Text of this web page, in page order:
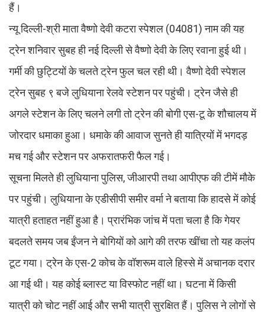
हैं।
न्यू दिल्ली-श्री माता वैष्णो देवी कटरा स्पेशल (04081) नाम की यह
ट्रेन शनिवार सुबह ही नई दिल्ली से वैष्णो देवी के लिए रवाना हुई थी।
गर्मी की छुट्टियों के चलते ट्रेन फुल चल रही थी। वैष्णो देवी स्पेशल
ट्रेन सुबह ९ बजे लुधियाना रेलवे स्टेशन पर पहुंची। ट्रेन जैसे ही
अगले स्टेशन के लिए चलने लगी तो ट्रेन की बोगी एस-टू के शौचालय में
जोरदार धमाका हुआ। धमाके की आवाज सुनते ही यात्रियों में भगदड़
मच गई और स्टेशन पर अफरातफरी फैल गई।
सूचना मिलते ही लुधियाना पुलिस, जीआरपी तथा आपीएफ की टीमें मौके
पर पहुंची। लुधियाना के एडीसीपी समीर वर्मा ने बताया कि हादसे में कोई
यात्री हताहत नहीं हुआ है। प्रारंभिक जांच में पता चला है कि गेयर
बदलते समय जब ईंजन ने बोगियों को आगे की तरफ खींचा तो यह कलंप
टूट गया। ट्रेन के एस-2 कोच के वॉशरूम वाले हिस्से में अचानक दरार
आ गई थी। यह कोई ब्लास्ट या विस्फोट नहीं था। घटना में किसी
यात्री को चोट नहीं आई और सभी यात्री सुरक्षित हैं। पुलिस ने लोगों से